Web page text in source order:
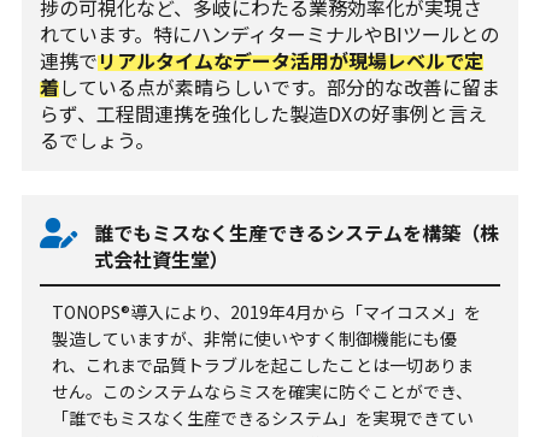
捗の可視化など、多岐にわたる業務効率化が実現さ
れています。特にハンディターミナルやBIツールとの
連携でリアルタイムなデータ活用が現場レベルで定
着している点が素晴らしいです。部分的な改善に留ま
らず、工程間連携を強化した製造DXの好事例と言え
るでしょう。
誰でもミスなく生産できるシステムを構築（株
式会社資生堂）
TONOPS®導入により、2019年4月から「マイコスメ」を
製造していますが、非常に使いやすく制御機能にも優
れ、これまで品質トラブルを起こしたことは一切ありま
せん。このシステムならミスを確実に防ぐことができ、
「誰でもミスなく生産できるシステム」を実現できてい